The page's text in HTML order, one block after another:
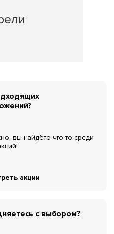
вы найдёте что-то среди
акции
с выбором?